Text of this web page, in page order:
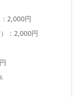
2,000円
：2,000円